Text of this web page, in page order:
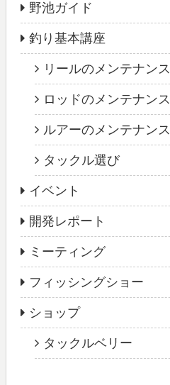
野池ガイド
釣り基本講座
リールのメンテナンス
ロッドのメンテナンス
ルアーのメンテナンス
タックル選び
イベント
開発レポート
ミーティング
フィッシングショー
ショップ
タックルベリー